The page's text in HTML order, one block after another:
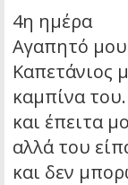
4η ημέρα
Αγαπητό
Καπετάνιος
καμπίνα
και έπειτα
αλλά του
και δεν